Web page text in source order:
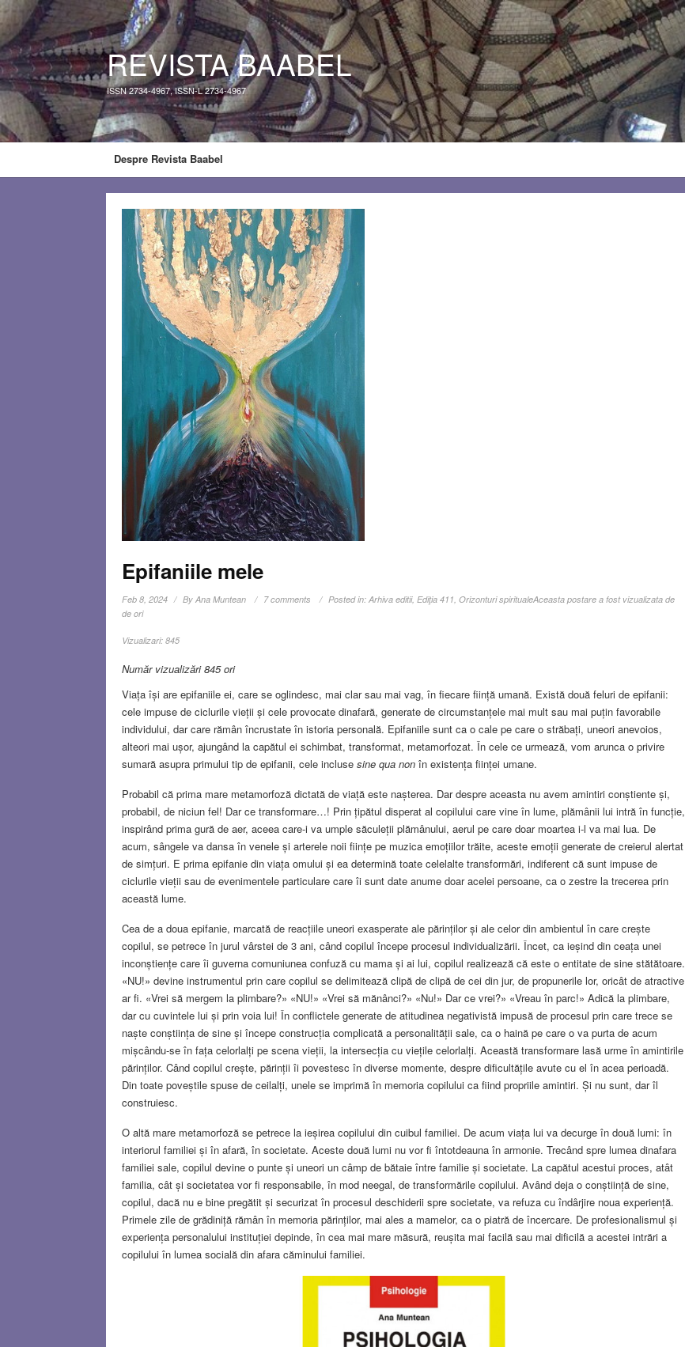
REVISTA BAABEL
ISSN 2734-4967, ISSN-L 2734-4967
Despre Revista Baabel
Epifaniile mele
Feb 8, 2024 ByAna Muntean 7 comments Posted in:Arhiva editii,Ediţia 411,Orizonturi spiritualeAceasta postare a fost vizualizata de
de ori
Vizualizari: 845
Număr vizualizări 845 ori
Viața își are epifaniile ei, care se oglindesc, mai clar sau mai vag, în fiecare ființă umană. Există două feluri de epifanii:
cele impuse de ciclurile vieții și cele provocate dinafară, generate de circumstanțele mai mult sau mai puțin favorabile
individului, dar care rămân încrustate în istoria personală. Epifaniile sunt ca o cale pe care o străbați, uneori anevoios,
alteori mai ușor, ajungând la capătul ei schimbat, transformat, metamorfozat. În cele ce urmează, vom arunca o privire
sumară asupra primului tip de epifanii, cele inclusesine qua non în existența ființei umane.
Probabil că prima mare metamorfoză dictată de viață este nașterea. Dar despre aceasta nu avem amintiri conștiente și,
probabil, de niciun fel! Dar ce transformare…! Prin țipătul disperat al copilului care vine în lume, plămânii lui intră în funcție,
inspirând prima gură de aer, aceea care-i va umple săculeții plămânului, aerul pe care doar moartea i-l va mai lua. De
acum, sângele va dansa în venele și arterele noii ființe pe muzica emoțiilor trăite, aceste emoții generate de creierul alertat
de simțuri. E prima epifanie din viața omului și ea determină toate celelalte transformări, indiferent că sunt impuse de
ciclurile vieții sau de evenimentele particulare care îi sunt date anume doar acelei persoane, ca o zestre la trecerea prin
această lume.
Cea de a doua epifanie, marcată de reacțiile uneori exasperate ale părinților și ale celor din ambientul în care crește
copilul, se petrece în jurul vârstei de 3 ani, când copilul începe procesul individualizării. Încet, ca ieșind din ceața unei
inconștiențe care îi guverna comuniunea confuză cu mama și ai lui, copilul realizează că este o entitate de sine stătătoare.
«NU!» devine instrumentul prin care copilul se delimitează clipă de clipă de cei din jur, de propunerile lor, oricât de atractive
ar fi. «Vrei să mergem la plimbare?» «NU!» «Vrei să mănânci?» «Nu!» Dar ce vrei?» «Vreau în parc!» Adică la plimbare,
dar cu cuvintele lui și prin voia lui! În conflictele generate de atitudinea negativistă impusă de procesul prin care trece se
naște conștiința de sine și începe construcția complicată a personalității sale, ca o haină pe care o va purta de acum
mișcându-se în fața celorlalți pe scena vieții, la intersecția cu viețile celorlalți. Această transformare lasă urme în amintirile
părinților. Când copilul crește, părinții îi povestesc în diverse momente, despre dificultățile avute cu el în acea perioadă.
Din toate poveștile spuse de ceilalți, unele se imprimă în memoria copilului ca fiind propriile amintiri. Și nu sunt, dar îl
construiesc.
O altă mare metamorfoză se petrece la ieșirea copilului din cuibul familiei. De acum viața lui va decurge în două lumi: în
interiorul familiei și în afară, în societate. Aceste două lumi nu vor fi întotdeauna în armonie. Trecând spre lumea dinafara
familiei sale, copilul devine o punte și uneori un câmp de bătaie între familie și societate. La capătul acestui proces, atât
familia, cât și societatea vor fi responsabile, în mod neegal, de transformările copilului. Având deja o conștiință de sine,
copilul, dacă nu e bine pregătit și securizat în procesul deschiderii spre societate, va refuza cu îndârjire noua experiență.
Primele zile de grădiniță rămân în memoria părinților, mai ales a mamelor, ca o piatră de încercare. De profesionalismul și
experiența personalului instituției depinde, în cea mai mare măsură, reușita mai facilă sau mai dificilă a acestei intrări a
copilului în lumea socială din afara căminului familiei.